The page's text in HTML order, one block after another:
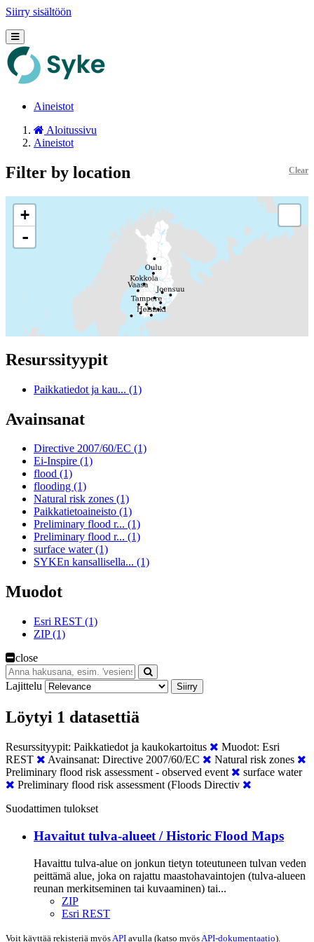
Siirry sisältöön
Aineistot
Aloitussivu
Aineistot
Filter by location Clear
+
-
Resurssityypit
Paikkatiedot ja kau... (1)
Avainsanat
Directive 2007/60/EC (1)
Ei-Inspire (1)
flood (1)
flooding (1)
Natural risk zones (1)
Paikkatietoaineisto (1)
Preliminary flood r... (1)
Preliminary flood r... (1)
surface water (1)
SYKEn kansallisella... (1)
Muodot
Esri REST (1)
ZIP (1)
close
Lajittelu Siirry
Löytyi 1 datasettiä
Resurssityypit: Paikkatiedot ja kaukokartoitus Muodot: Esri
REST
Avainsanat: Directive 2007/60/EC
Natural risk zones
Preliminary flood risk assessment - observed event
surface water
Preliminary flood risk assessment (Floods Directiv
Suodattimen tulokset
Havaitut tulva-alueet / Historic Flood Maps
Havaittu tulva-alue on jonkun tietyn toteutuneen tulvan veden
peittämä alue, joka on rajattu maastohavaintojen (tulva-alueen
reunan merkitseminen tai kuvaaminen) tai...
ZIP
Esri REST
Voit käyttää rekisteriä myös API avulla (katso myös API-dokumentaatio).